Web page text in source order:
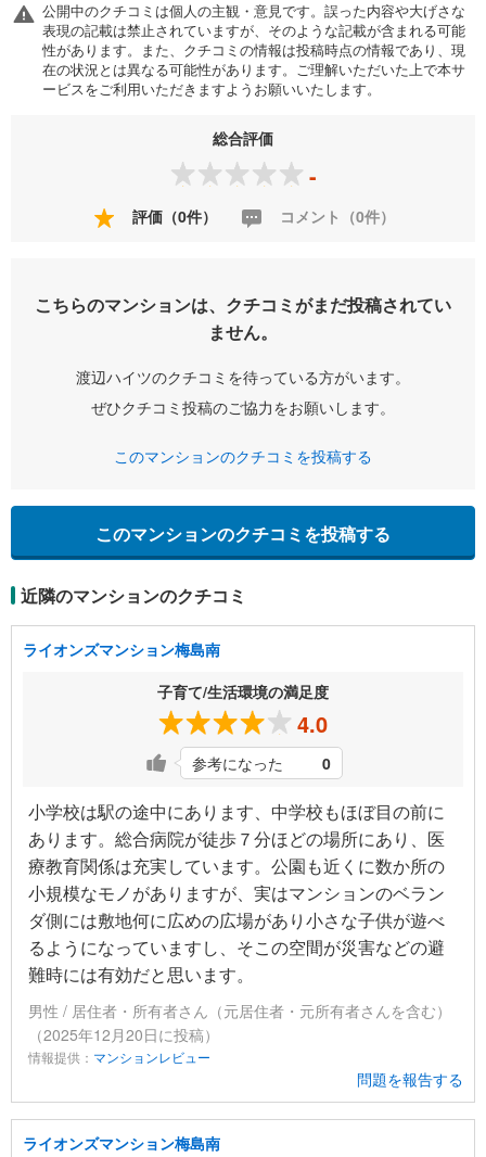
公開中のクチコミは個人の主観・意見です。誤った内容や大げさな
表現の記載は禁止されていますが、そのような記載が含まれる可能
性があります。また、クチコミの情報は投稿時点の情報であり、現
在の状況とは異なる可能性があります。ご理解いただいた上で本サ
ービスをご利用いただきますようお願いいたします。
総合評価
-
評価（0件） コメント（0件）
こちらのマンションは、クチコミがまだ投稿されてい
ません。
渡辺ハイツのクチコミを待っている方がいます。
ぜひクチコミ投稿のご協力をお願いします。
このマンションのクチコミを投稿する
このマンションのクチコミを投稿する
近隣のマンションのクチコミ
ライオンズマンション梅島南
子育て/生活環境の満足度
4.0
参考になった 0
小学校は駅の途中にあります、中学校もほぼ目の前に
あります。総合病院が徒歩７分ほどの場所にあり、医
療教育関係は充実しています。公園も近くに数か所の
小規模なモノがありますが、実はマンションのベラン
ダ側には敷地何に広めの広場があり小さな子供が遊べ
るようになっていますし、そこの空間が災害などの避
難時には有効だと思います。
男性 / 居住者・所有者さん（元居住者・元所有者さんを含む）
（2025年12月20日に投稿）
情報提供： マンションレビュー
問題を報告する
ライオンズマンション梅島南